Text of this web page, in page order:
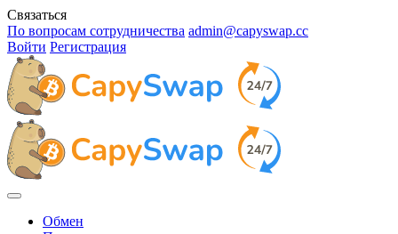
Связаться
По вопросам сотрудничества admin@capyswap.cc
Войти Регистрация
Обмен